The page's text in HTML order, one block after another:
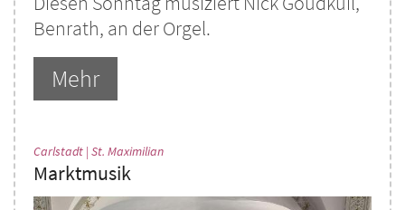
Benrath, an der Orgel.
Mehr
Carlstadt | St. Maximilian:
Marktmusik